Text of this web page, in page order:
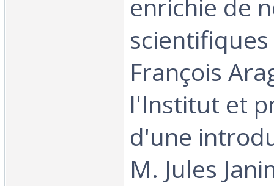
enrichie de
François
l'Institut et
d'une
M. Jules